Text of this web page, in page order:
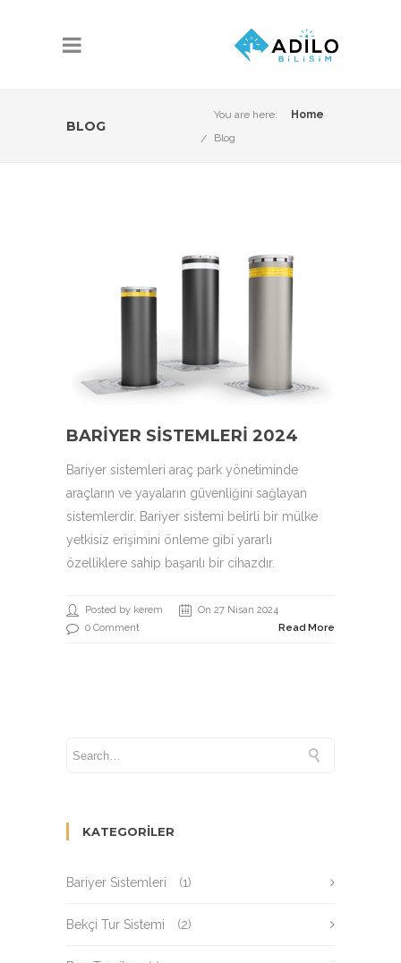
BLOG
You are here:
Home
Blog
BARIYER SISTEMLERI 2024
Bariyer sistemleri araç park yönetiminde
araçların ve yayaların güvenliğini sağlayan
sistemlerdir. Bariyer sistemi belirli bir mülke
yetkisiz erişimini önleme gibi yararlı
özelliklere sahip başarılı bir cihazdır.
Posted by kerem
On 27 Nisan 2024
0 Comment
Read More
KATEGORILER
Bariyer Sistemleri (1)
Bekçi Tur Sistemi (2)